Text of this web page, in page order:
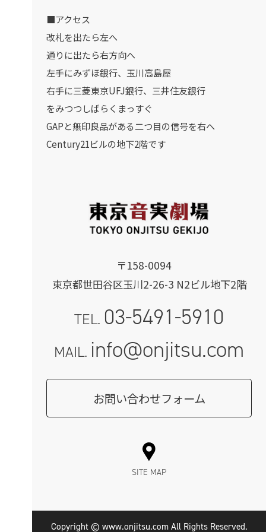
〒158-0094
東京都世田谷区玉川2-26-3 N2ビル地下2階
TEL. 03-5491-5910
MAIL. info@onjitsu.com
お問い合わせフォーム
■アクセス
改札を出たら左へ
通りに出たら右方向へ
左手にみずほ銀行、玉川高島屋
右手に三菱東京UFJ銀行、三井住友銀行
をみつつしばらくまっすぐ
GAPと無印良品がある二つ目の信号を右へ
Century21ビルの地下2階です
SITE MAP
Copyright © www.onjitsu.com All Rights Reserved.